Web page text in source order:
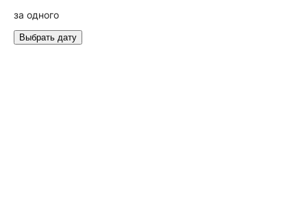
за одного
Выбрать дату